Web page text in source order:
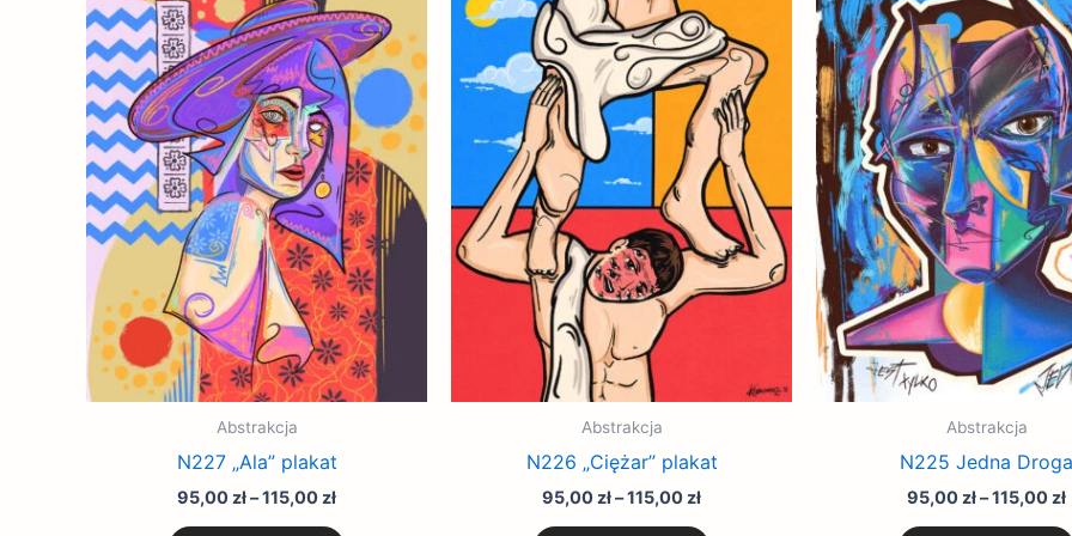
Abstrakcja
N227 „Ala” plakat
95,00 zł–115,00 zł
cen:
od
95,00 zł
do
115,00 zł
produkt
ma
wiele
wariantów.
Opcje
można
wybrać
na
stronie
produktu
Abstrakcja
N226 „Ciężar” plakat
95,00 zł–115,00 zł
cen:
od
95,00 zł
do
115,00 zł
produkt
ma
wiele
wariantów.
Opcje
można
wybrać
na
stronie
produktu
Abstrakcja
N225 Jedna Droga
95,00 zł–115,00 zł